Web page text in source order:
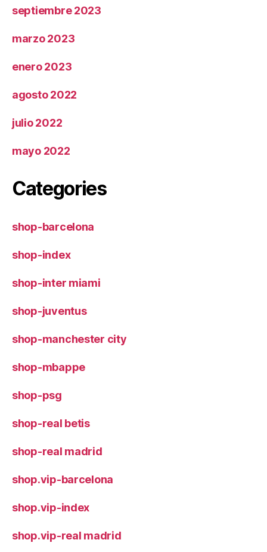
septiembre 2023
marzo 2023
enero 2023
agosto 2022
julio 2022
mayo 2022
Categories
shop-barcelona
shop-index
shop-inter miami
shop-juventus
shop-manchester city
shop-mbappe
shop-psg
shop-real betis
shop-real madrid
shop.vip-barcelona
shop.vip-index
shop.vip-real madrid